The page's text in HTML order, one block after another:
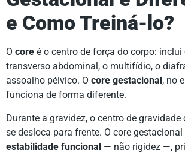
e Como Treiná-lo?
O core é o centro de força do corpo: inclui
transverso abdominal, o multifídio, o
assoalho pélvico. O core gestacional , no
funciona de forma diferente.
Durante a gravidez, o centro de gravidade
se desloca para frente. O core gestacional
estabilidade funcional — não rigidez —,